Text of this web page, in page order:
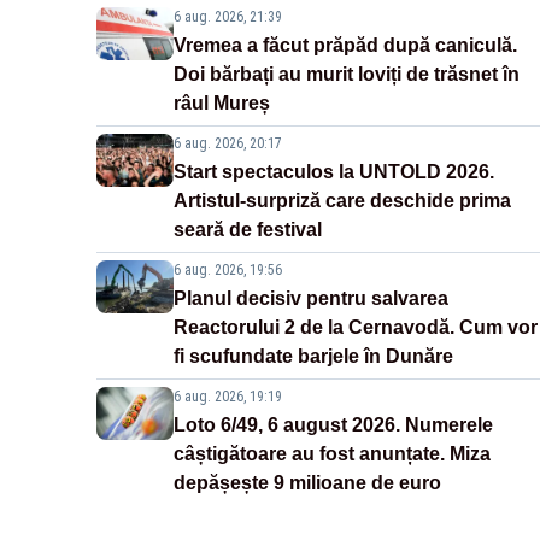
6 aug. 2026, 21:39
Vremea a făcut prăpăd după caniculă.
Doi bărbați au murit loviți de trăsnet în
râul Mureș
6 aug. 2026, 20:17
Start spectaculos la UNTOLD 2026.
Artistul-surpriză care deschide prima
seară de festival
6 aug. 2026, 19:56
Planul decisiv pentru salvarea
Reactorului 2 de la Cernavodă. Cum vor
fi scufundate barjele în Dunăre
6 aug. 2026, 19:19
Loto 6/49, 6 august 2026. Numerele
câștigătoare au fost anunțate. Miza
depășește 9 milioane de euro